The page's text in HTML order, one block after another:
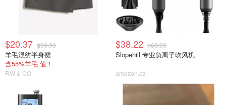
$20.37 $99.90
羊毛混纺半身裙
含55%羊毛 值！
RW & CO
$38.22 $69.99
Slopehill 专业负离子吹风机
amazon.ca